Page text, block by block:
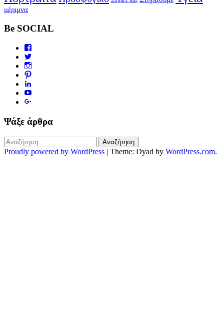
μέριμνα
Be SOCIAL
Ψάξε άρθρα
Proudly powered by WordPress | Theme: Dyad by WordPress.com.